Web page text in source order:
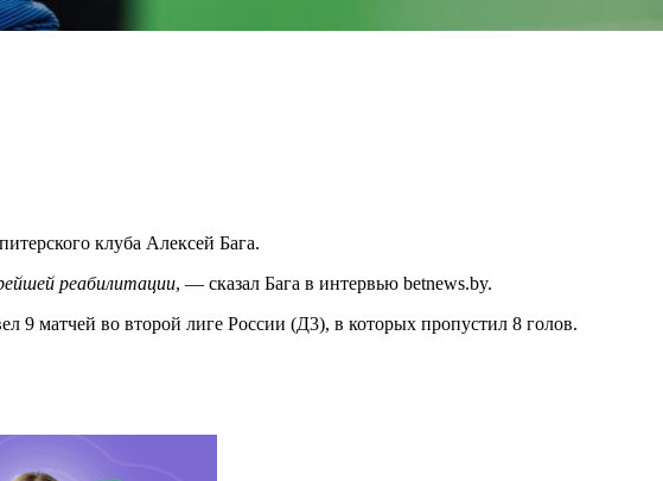
клуба Алексей Бага.
реабилитации, — сказал Бага в интервью betnews.by.
9 матчей во второй лиге России (Д3), в которых пропустил 8 голов.